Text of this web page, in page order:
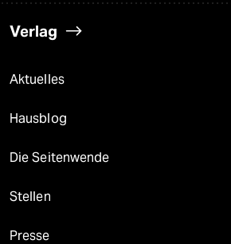
Verlag
Aktuelles
Hausblog
Die Seitenwende
Stellen
Presse